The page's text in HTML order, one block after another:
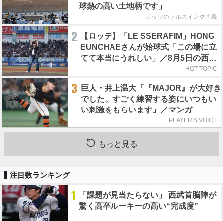
球熱の高い土地柄です」
ガッツのフルスイング主義
2
【ロッテ】「LE SSERAFIM」HONG
EUNCHAEさんが始球式「この場に立
てて本当にうれしい」／8月5日の西武
HOT TOPIC
3
巨人・井上温大「『MAJOR』が大好き
でした。すごく練習する姿にいつもい
い刺激をもらいます」／マンガ
PLAYER'S VOICE
もっと見る
注目数ランキング
1
「課題が見当たらない」 西武首脳陣が
驚く高卒ルーキーの高い“完成度”